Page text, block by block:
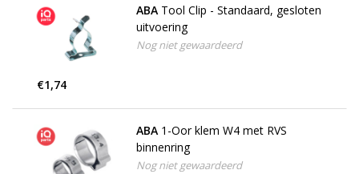
ABA Tool Clip - Standaard, gesloten
uitvoering
Nog niet gewaardeerd
€1,74
ABA 1-Oor klem W4 met RVS
binnenring
Nog niet gewaardeerd